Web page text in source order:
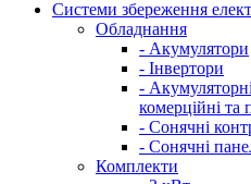
Системи збереження
Обладнання
- Акумулятори
- Інвертори
-
комерційні та
- Сонячні
- Сонячні
Комплекти